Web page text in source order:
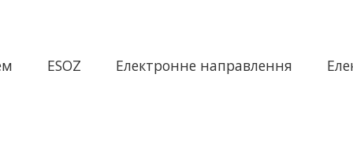
ESOZ Електронне направлення